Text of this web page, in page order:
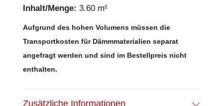
Inhalt/Menge: 3.60 m²
Aufgrund des hohen Volumens müssen die
Transportkosten für Dämmmaterialien separat
angefragt werden und sind im Bestellpreis nicht
enthalten.
Zusätzliche Informationen